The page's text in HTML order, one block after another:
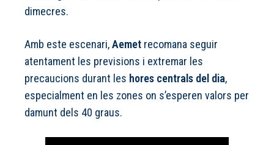
dimecres.
Amb este escenari,Aemet recomana seguir
atentament les previsions i extremar les
precaucions durant les hores centrals del dia,
especialment en les zones on s’esperen valors per
damunt dels 40 graus.